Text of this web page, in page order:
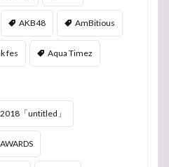
AKB48 AmBitious
fes Aqua Timez
「untitled」